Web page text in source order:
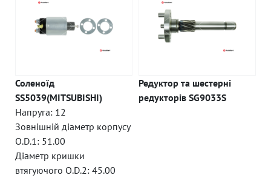
Соленоїд
SS5039(MITSUBISHI)
Напруга: 12
Зовнішній діаметр корпусу
O.D.1: 51.00
Діаметр кришки
втягуючого O.D.2: 45.00
Редуктор та шестерні
редукторів SG9033S